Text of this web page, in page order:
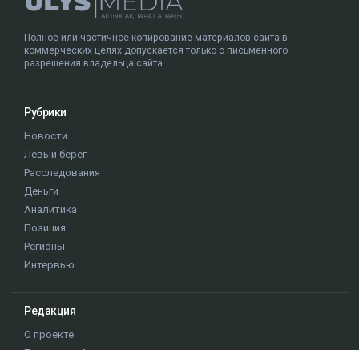
Полное или частичное копирование материалов сайта в
коммерческих целях допускается только с письменного
разрешения владельца сайта.
Рубрики
Новости
Левый берег
Расследования
Деньги
Аналитика
Позиция
Регионы
Интервью
Редакция
О проекте